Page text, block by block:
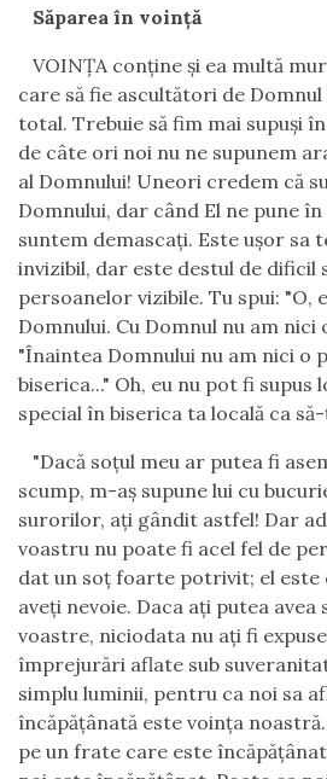
Săparea în voinţă
VOINŢA conţine şi ea multă
care să fie ascultători de
total. Trebuie să fim mai supuşi
de câte ori noi nu ne supunem
al Domnului! Uneori credem că
Domnului, dar când El ne pune
suntem demascaţi. Este uşor sa
invizibil, dar este destul de dificil
persoanelor vizibile. Tu spui: "O,
Domnului. Cu Domnul nu am nici
"Înaintea Domnului nu am nici o
biserica..." Oh, eu nu pot fi supus
special în biserica ta locală ca
"Dacă soţul meu ar putea fi
scump, m-aş supune lui cu
surorilor, aţi gândit astfel! Dar
voastru nu poate fi acel fel de
dat un soţ foarte potrivit; el este
aveţi nevoie. Daca aţi putea
voastre, niciodata nu aţi fi
împrejurări aflate sub
simplu luminii, pentru ca noi sa
încăpăţânată este voinţa
pe un frate care este